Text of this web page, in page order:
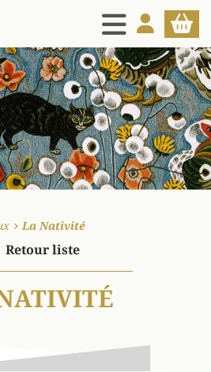
MENU
MON PANIER
La Nativité
Retour liste